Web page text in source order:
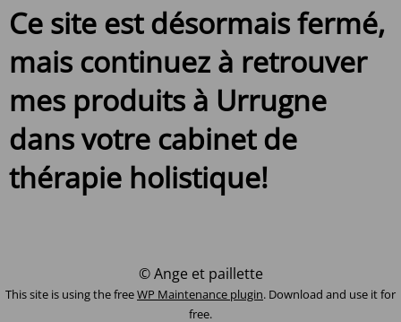
Ce site est désormais fermé,
mais continuez à retrouver
mes produits à Urrugne
dans votre cabinet de
thérapie holistique!
© Ange et paillette
This site is using the freeWP Maintenance plugin. Download and use it for
free.